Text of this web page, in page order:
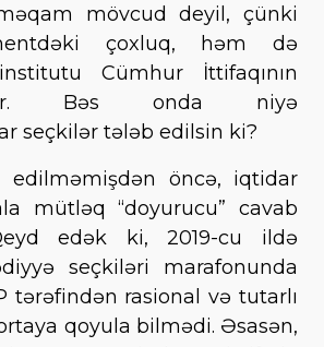
mövcud deyil, çünki
çoxluq, həm də
Cümhur İttifaqının
Bəs onda niyə
seçkilər tələb edilsin ki?
edilməmişdən öncə, iqtidar
mütləq “doyurucu” cavab
edək ki, 2019-cu ildə
seçkiləri marafonunda
tərəfindən rasional və tutarlı
qoyula bilmədi. Əsasən,